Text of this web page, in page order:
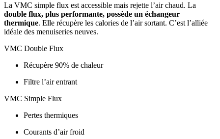
La VMC simple flux est accessible mais rejette l’air chaud. La
double flux, plus performante, possède un échangeur
thermique. Elle récupère les calories de l’air sortant. C’est l’alliée
idéale des menuiseries neuves.
VMC Double Flux
Récupère 90% de chaleur
Filtre l’air entrant
VMC Simple Flux
Pertes thermiques
Courants d’air froid